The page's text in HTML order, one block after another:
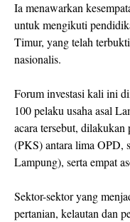
Ia menawarkan
untuk mengikuti
Timur, yang telah
nasionalis.
Forum investasi kali ini
100 pelaku usaha asal
acara tersebut, dilakukan
(PKS) antara lima OPD,
Lampung), serta empat
Sektor-sektor yang
pertanian, kelautan dan